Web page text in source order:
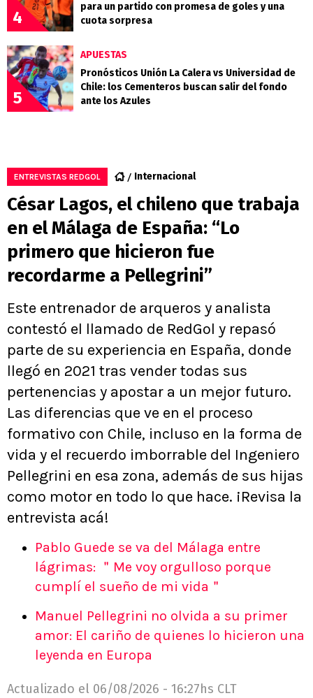
4
para un partido con promesa de goles y una
cuota sorpresa
5
APUESTAS
Pronósticos Unión La Calera vs Universidad de
Chile: los Cementeros buscan salir del fondo
ante los Azules
ENTREVISTAS REDGOL Internacional
César Lagos, el chileno que trabaja
en el Málaga de España: “Lo
primero que hicieron fue
recordarme a Pellegrini”
Este entrenador de arqueros y analista
contestó el llamado de RedGol y repasó
parte de su experiencia en España, donde
llegó en 2021 tras vender todas sus
pertenencias y apostar a un mejor futuro.
Las diferencias que ve en el proceso
formativo con Chile, incluso en la forma de
vida y el recuerdo imborrable del Ingeniero
Pellegrini en esa zona, además de sus hijas
como motor en todo lo que hace. ¡Revisa la
entrevista acá!
Pablo Guede se va del Málaga entre
lágrimas: ＂Me voy orgulloso porque
cumplí el sueño de mi vida＂
Manuel Pellegrini no olvida a su primer
amor: El cariño de quienes lo hicieron una
leyenda en Europa
Actualizado el 06/08/2026 - 16:27hs CLT